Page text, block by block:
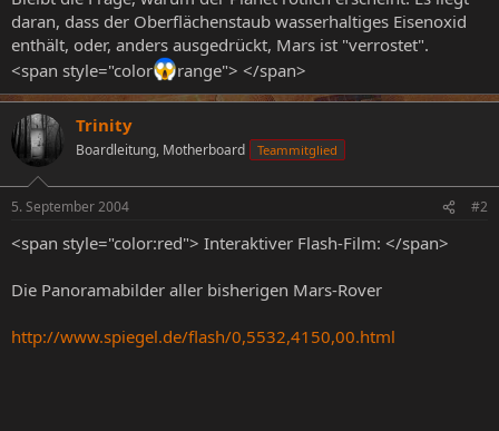
daran, dass der Oberflächenstaub wasserhaltiges Eisenoxid
enthält, oder, anders ausgedrückt, Mars ist "verrostet".
<span style="color
range"> </span>
Trinity
Boardleitung, Motherboard Teammitglied
5. September 2004 #2
<span style="color:red"> Interaktiver Flash-Film: </span>
Die Panoramabilder aller bisherigen Mars-Rover
http://www.spiegel.de/flash/0,5532,4150,00.html